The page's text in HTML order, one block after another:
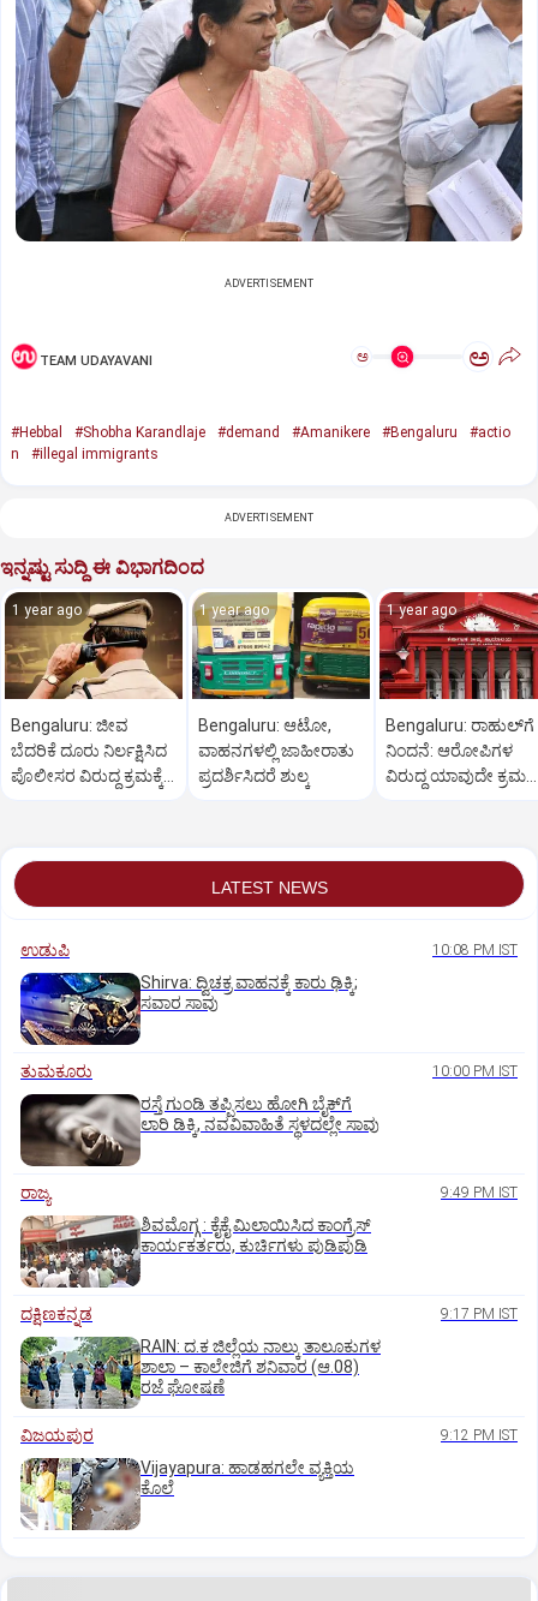
ADVERTISEMENT
TEAM UDAYAVANI ಅ ಅ
#Hebbal #Shobha Karandlaje #demand #Amanikere #Bengaluru
#actio
n
#illegal immigrants
ADVERTISEMENT
ಇನ್ನಷ್ಟು ಸುದ್ದಿ ಈ ವಿಭಾಗದಿಂದ
1 year ago
Bengaluru: ಜೀವ
ಬೆದರಿಕೆ ದೂರು ನಿರ್ಲಕ್ಷಿಸಿದ
ಪೊಲೀಸರ ವಿರುದ್ಧ ಕ್ರಮಕ್ಕೆ
1 year ago
Bengaluru: ಆಟೋ,
ವಾಹನಗಳಲ್ಲಿ ಜಾಹೀರಾತು
ಪ್ರದರ್ಶಿಸಿದರೆ ಶುಲ್ಕ
1 year ago
Bengaluru: ರಾಹುಲ್‌ಗೆ
ನಿಂದನೆ: ಆರೋಪಿಗಳ
ವಿರುದ್ಧ ಯಾವುದೇ ಕ್ರಮ
LATEST NEWS
ಉಡುಪಿ 10:08 PM IST
Shirva: ದ್ವಿಚಕ್ರ ವಾಹನಕ್ಕೆ ಕಾರು ಢಿಕ್ಕಿ;
ಸವಾರ ಸಾವು
ತುಮಕೂರು 10:00 PM IST
ರಸ್ತೆ ಗುಂಡಿ ತಪ್ಪಿಸಲು ಹೋಗಿ ಬೈಕ್‌ಗೆ
ಲಾರಿ ಡಿಕ್ಕಿ, ನವವಿವಾಹಿತೆ ಸ್ಥಳದಲ್ಲೇ ಸಾವು
ರಾಜ್ಯ 9:49 PM IST
ಶಿವಮೊಗ್ಗ : ಕೈಕೈ ಮಿಲಾಯಿಸಿದ ಕಾಂಗ್ರೆಸ್
ಕಾರ್ಯಕರ್ತರು, ಕುರ್ಚಿಗಳು ಪುಡಿಪುಡಿ
ದಕ್ಷಿಣಕನ್ನಡ 9:17 PM IST
RAIN: ದ.ಕ ಜಿಲ್ಲೆಯ ನಾಲ್ಕು ತಾಲೂಕುಗಳ
ಶಾಲಾ – ಕಾಲೇಜಿಗೆ ಶನಿವಾರ (ಆ.08)
ರಜೆ ಘೋಷಣೆ
ವಿಜಯಪುರ 9:12 PM IST
Vijayapura: ಹಾಡಹಗಲೇ ವ್ಯಕ್ತಿಯ
ಕೊಲೆ